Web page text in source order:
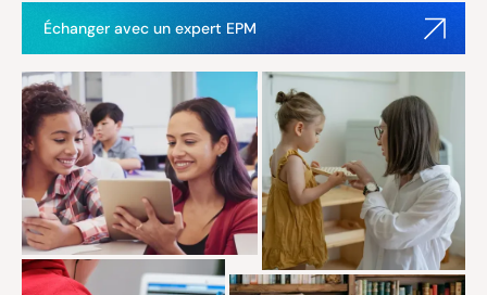
Échanger avec un expert EPM